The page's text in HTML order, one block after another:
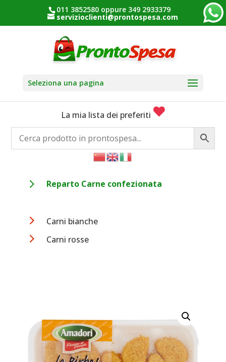
011 3852580 oppure 349 2933379
servizioclienti@prontospesa.com
Seleziona una pagina
La mia lista dei preferiti
5 Reparto Carne confezionata
5 Carni bianche
5 Carni rosse